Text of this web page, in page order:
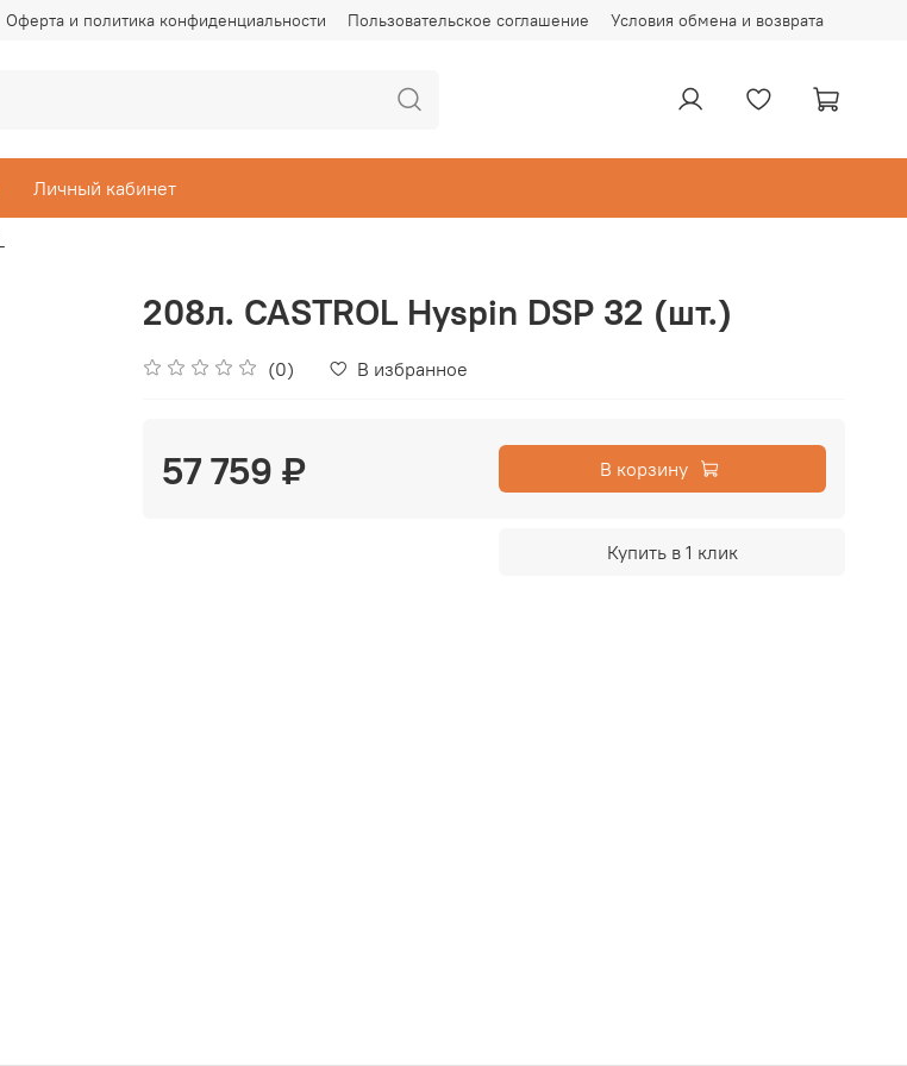
Оферта и политика конфиденциальности Пользовательское соглашение Условия обмена и возврата
Личный кабинет
208л. CASTROL Hyspin DSP 32 (шт.)
(0) В избранное
57 759 ₽ В корзину
Купить в 1 клик